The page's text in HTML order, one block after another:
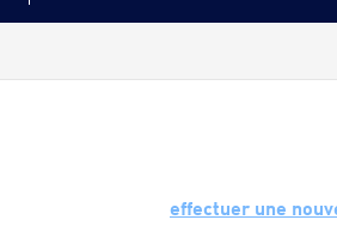
effectuer une